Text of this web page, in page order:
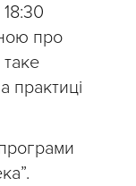
18:30
про
практиці